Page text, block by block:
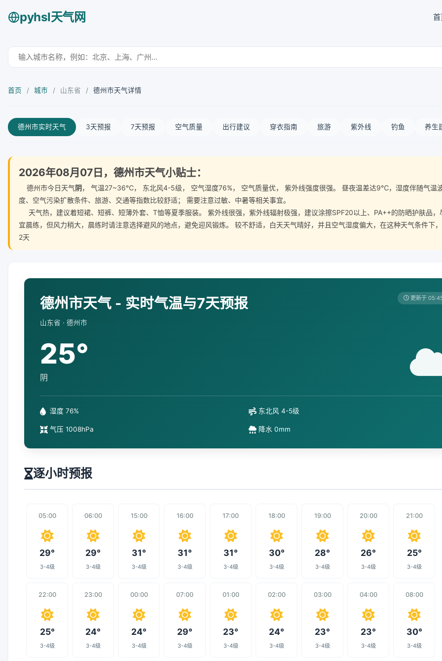
pyhsl天气网
首页 / 城市 / 山东省 / 德州市天气详情
德州市实时天气 3天预报 7天预报 空气质量 出行建议 穿衣指南 旅游 紫外线 钓鱼 养生
2026年08月07日，德州市天气小贴士：
德州市今日天气阴， 气温27~36℃， 东北风4-5级， 空气湿度76%， 空气质量优， 紫外线强度很强。 昼夜温差达9℃，湿度伴随气温
度、空气污染扩散条件、旅游、交通等指数比较舒适； 需要注意过敏、中暑等相关事宜。
天气热，建议着短裙、短裤、短薄外套、T恤等夏季服装。 紫外线很强，紫外线辐射极强，建议涂擦SPF20以上、PA++的防晒护肤品
宜晨练，但风力稍大，晨练时请注意选择避风的地点，避免迎风锻炼。 较不舒适，白天天气晴好，并且空气湿度偏大，在这种天气条件下
2天
德州市天气 - 实时气温与7天预报
山东省 · 德州市
更新于
25°
阴
湿度 76% 东北风 4-5级
气压 1008hPa 降水 0mm
逐小时预报
05:00
29°
3-4级
06:00
29°
3-4级
15:00
31°
3-4级
16:00
31°
3-4级
17:00
31°
3-4级
18:00
30°
3-4级
19:00
28°
3-4级
20:00
26°
3-4级
21:00
25°
3-4级
22:00
25°
3-4级
23:00
24°
3-4级
00:00
24°
3-4级
07:00
29°
3-4级
01:00
23°
3-4级
02:00
24°
3-4级
03:00
23°
3-4级
04:00
23°
3-4级
08:00
30°
3-4级